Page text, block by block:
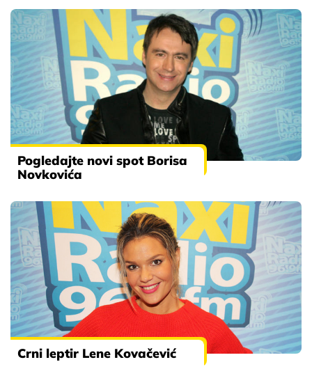
Pogledajte novi spot Borisa
Novkovića
Crni leptir Lene Kovačević